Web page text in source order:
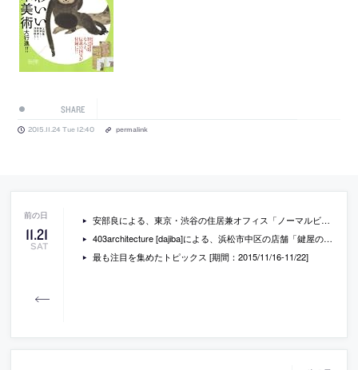
SHARE
2015.11.24 Tue 12:40 permalink
11.21
SAT
安部良による、東京・渋谷の住居兼オフィス「ノーマルビルディング」の写真
403architecture [dajiba]による、浜松市中区の店舗「鍵屋の基礎」
最も注目を集めたトピックス [期間：2015/11/16-11/22]